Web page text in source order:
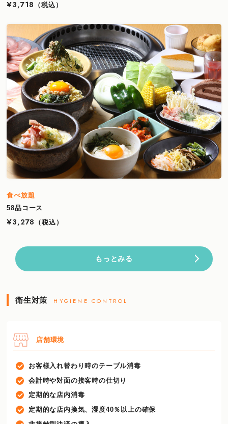
¥3,718
（税込）
食べ放題
58品コース
¥3,278
（税込）
もっとみる
衛生対策 HYGIENE CONTROL
店舗環境
お客様入れ替わり時のテーブル消毒
会計時や対面の接客時の仕切り
定期的な店内消毒
定期的な店内換気、湿度40％以上の確保